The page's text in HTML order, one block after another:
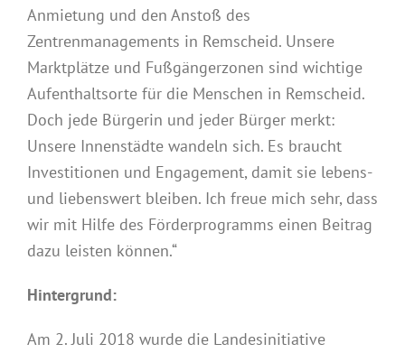
Anmietung und den Anstoß des
Zentrenmanagements in Remscheid. Unsere
Marktplätze und Fußgängerzonen sind wichtige
Aufenthaltsorte für die Menschen in Remscheid.
Doch jede Bürgerin und jeder Bürger merkt:
Unsere Innenstädte wandeln sich. Es braucht
Investitionen und Engagement, damit sie lebens-
und liebenswert bleiben. Ich freue mich sehr, dass
wir mit Hilfe des Förderprogramms einen Beitrag
dazu leisten können.“
Hintergrund:
Am 2. Juli 2018 wurde die Landesinitiative